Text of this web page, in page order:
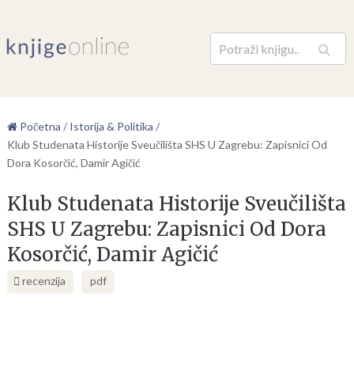
Pretraga
Početna / Istorija & Politika /
Klub Studenata Historije Sveučilišta SHS U Zagrebu: Zapisnici Od
Dora Kosorčić, Damir Agičić
Klub Studenata Historije Sveučilišta
SHS U Zagrebu: Zapisnici Od Dora
Kosorčić, Damir Agičić
recenzija pdf